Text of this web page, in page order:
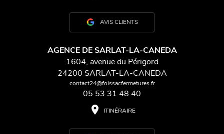
AVIS CLIENTS
AGENCE DE SARLAT-LA-CANEDA
1604, avenue du Périgord
24200 SARLAT-LA-CANEDA
contact24@foissacfermetures.fr
05 53 31 48 40
place ITINÉRAIRE